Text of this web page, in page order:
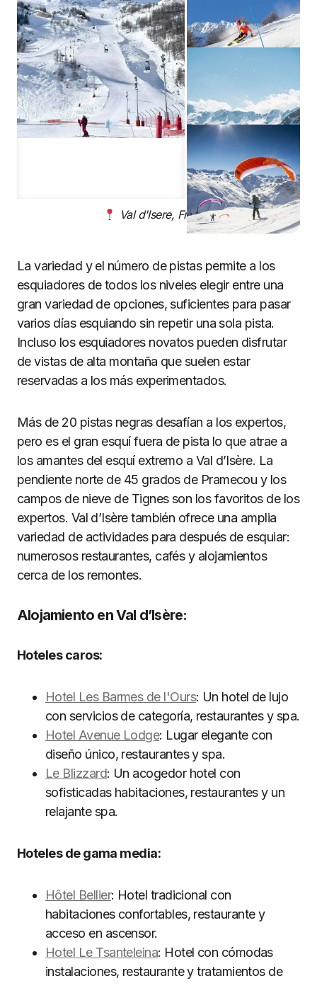
Val d'Isere, Francia
La variedad y el número de pistas permite a los
esquiadores de todos los niveles elegir entre una
gran variedad de opciones, suficientes para pasar
varios días esquiando sin repetir una sola pista.
Incluso los esquiadores novatos pueden disfrutar
de vistas de alta montaña que suelen estar
reservadas a los más experimentados.
Más de 20 pistas negras desafían a los expertos,
pero es el gran esquí fuera de pista lo que atrae a
los amantes del esquí extremo a Val d’Isère. La
pendiente norte de 45 grados de Pramecou y los
campos de nieve de Tignes son los favoritos de los
expertos. Val d’Isère también ofrece una amplia
variedad de actividades para después de esquiar:
numerosos restaurantes, cafés y alojamientos
cerca de los remontes.
Alojamiento en Val d’Isère:
Hoteles caros:
Hotel Les Barmes de l'Ours: Un hotel de lujo
con servicios de categoría, restaurantes y spa.
Hotel Avenue Lodge: Lugar elegante con
diseño único, restaurantes y spa.
Le Blizzard: Un acogedor hotel con
sofisticadas habitaciones, restaurantes y un
relajante spa.
Hoteles de gama media:
Hôtel Bellier: Hotel tradicional con
habitaciones confortables, restaurante y
acceso en ascensor.
Hotel Le Tsanteleina: Hotel con cómodas
instalaciones, restaurante y tratamientos de